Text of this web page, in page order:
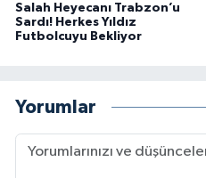
Salah Heyecanı Trabzon’u
Sardı! Herkes Yıldız
Futbolcuyu Bekliyor
Yorumlar